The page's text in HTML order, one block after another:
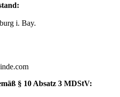
i. Bay.
§ 10 Absatz 3 MDStV: